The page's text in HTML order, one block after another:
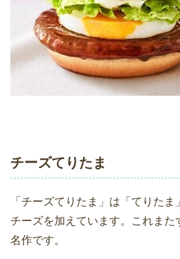
チーズてりたま
「チーズてりたま」は「てりた
チーズを加えています。これまた
名作です。